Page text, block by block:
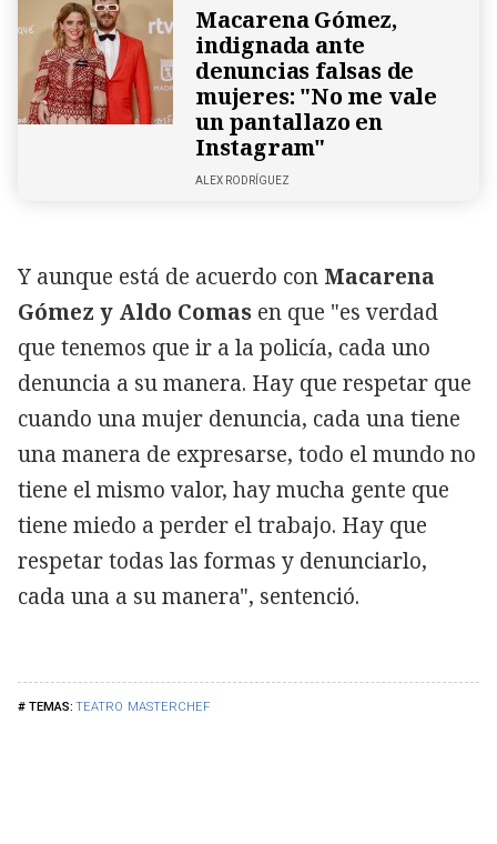
TEATRO MASTERCHEF
Macarena Gómez,
indignada ante
denuncias falsas de
mujeres: "No me vale
un pantallazo en
Instagram"
ALEX RODRÍGUEZ
Y aunque está de acuerdo con Macarena
Gómez y Aldo Comas en que "es verdad
que tenemos que ir a la policía, cada uno
denuncia a su manera. Hay que respetar que
cuando una mujer denuncia, cada una tiene
una manera de expresarse, todo el mundo no
tiene el mismo valor, hay mucha gente que
tiene miedo a perder el trabajo. Hay que
respetar todas las formas y denunciarlo,
cada una a su manera", sentenció.